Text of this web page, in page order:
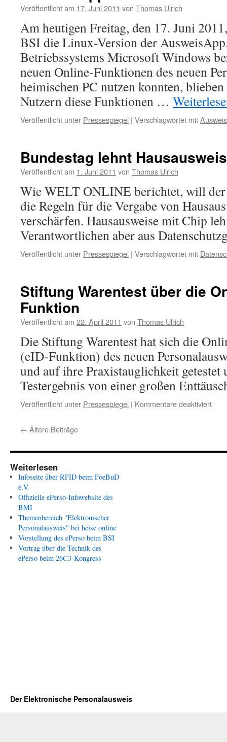
Veröffentlicht am 17. Juni 2011 von Thomas Ulrich
Am heutigen Freitag, den 17. Juni
BSI die Linux-Version der
Betriebssystems Microsoft Windows
neuen Online-Funktionen des neuen
heimischen PC nutzen konnten,
Nutzern diese Funktionen …
Veröffentlicht unter Pressespiegel | Verschlagwortet mit
Bundestag lehnt
Veröffentlicht am 1. Juni 2011 von Thomas Ulrich
Wie WELT ONLINE berichtet, will der
die Regeln für die Vergabe von
verschärfen. Hausausweise mit Chip
Verantwortlichen aber aus
Veröffentlicht unter Pressespiegel | Verschlagwortet mit
Stiftung Warentest über die
Funktion
Veröffentlicht am 22. April 2011 von Thomas Ulrich
Die Stiftung Warentest hat sich die
(eID-Funktion) des neuen
und auf ihre Praxistauglichkeit getestet
Testergebnis von einer großen
Veröffentlicht unter Pressespiegel | Kommentare deaktiviertfür
← Ältere Beiträge
Weiterlesen
Infoseite über RFID beim FoeBuD
e.V.
Offizielle ePerso-Infowebsite des
BMI
Themenbereich "Elektronischer
Personalausweis" bei heise online
Vorstellung des ePerso beim BSI
Vortrag über die Technik des
ePerso beim 26C3-Kongress
Der Elektronische Personalausweis